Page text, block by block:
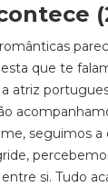
que te
atriz
seguimos a
si. Tudo